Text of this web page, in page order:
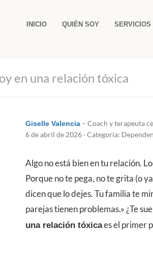
INICIO QUIÉN SOY SERVICIOS
en una relación tóxica
Giselle Valencia – Coach y terapeuta
6 de abril de 2026 · Categoría:
Algo no está bien en tu relación.
Porque no te pega, no te grita (o
dicen que lo dejes. Tu familia te
parejas tienen problemas.» ¿Te
una relación tóxicaes el primer